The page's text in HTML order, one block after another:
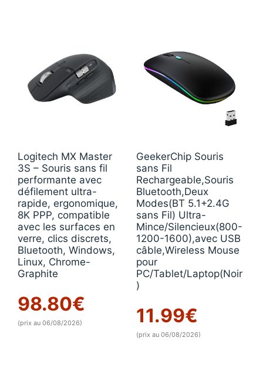
Logitech MX Master
3S – Souris sans fil
performante avec
défilement ultra-
rapide, ergonomique,
8K PPP, compatible
avec les surfaces en
verre, clics discrets,
Bluetooth, Windows,
Linux, Chrome-
Graphite
98.80€
(prix au 06/08/2026)
GeekerChip Souris
sans Fil
Rechargeable,Souris
Bluetooth,Deux
Modes(BT 5.1+2.4G
sans Fil) Ultra-
Mince/Silencieux(800-
1200-1600),avec USB
câble,Wireless Mouse
pour
PC/Tablet/Laptop(Noir
)
11.99€
(prix au 06/08/2026)